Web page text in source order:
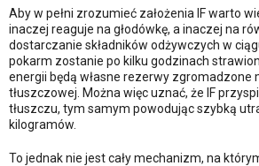
Aby w pełni zrozumieć założenia IF warto
inaczej reaguje na głodówkę, a inaczej na
dostarczanie składników odżywczych w
pokarm zostanie po kilku godzinach
energii będą własne rezerwy zgromadzone
tłuszczowej. Można więc uznać, że IF
tłuszczu, tym samym powodując szybką
kilogramów.
To jednak nie jest cały mechanizm, na